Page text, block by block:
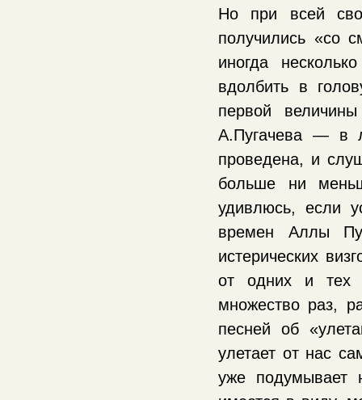
Но при всей
получились «со
иногда
вдолбить в
первой
А.Пугачева — в
проведена, и
больше ни
удивлюсь, если
времен Аллы
истерических
от одних и тех
множество раз,
песней об
улетает от нас
уже подумывает